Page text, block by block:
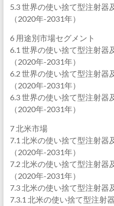
5.3 世界の使い捨て型注射器
（2020年-2031年）
6 用途別市場セグメント
6.1 世界の使い捨て型注射器
（2020年-2031年）
6.2 世界の使い捨て型注射器
（2020年-2031年）
6.3 世界の使い捨て型注射器
（2020年-2031年）
7 北米市場
7.1 北米の使い捨て型注射器
（2020年-2031年）
7.2 北米の使い捨て型注射器
（2020年-2031年）
7.3 北米の使い捨て型注射器
7.3.1 北米の使い捨て型注射